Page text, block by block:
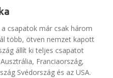
csapatok már csak három
több, ötven nemzet kapott
állít ki teljes csapatot
Franciaország,
Svédország és az USA.